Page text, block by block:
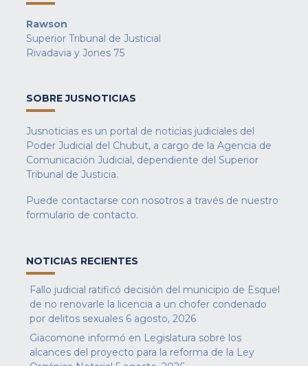
Rawson
Superior Tribunal de Justicial
Rivadavia y Jones 75
SOBRE JUSNOTICIAS
Jusnoticias es un portal de noticias judiciales del
Poder Judicial del Chubut, a cargo de la Agencia de
Comunicación Judicial, dependiente del Superior
Tribunal de Justicia.
Puede contactarse con nosotros a través de nuestro
formulario de contacto.
NOTICIAS RECIENTES
Fallo judicial ratificó decisión del municipio de Esquel
de no renovarle la licencia a un chofer condenado
por delitos sexuales 6 agosto, 2026
Giacomone informó en Legislatura sobre los
alcances del proyecto para la reforma de la Ley